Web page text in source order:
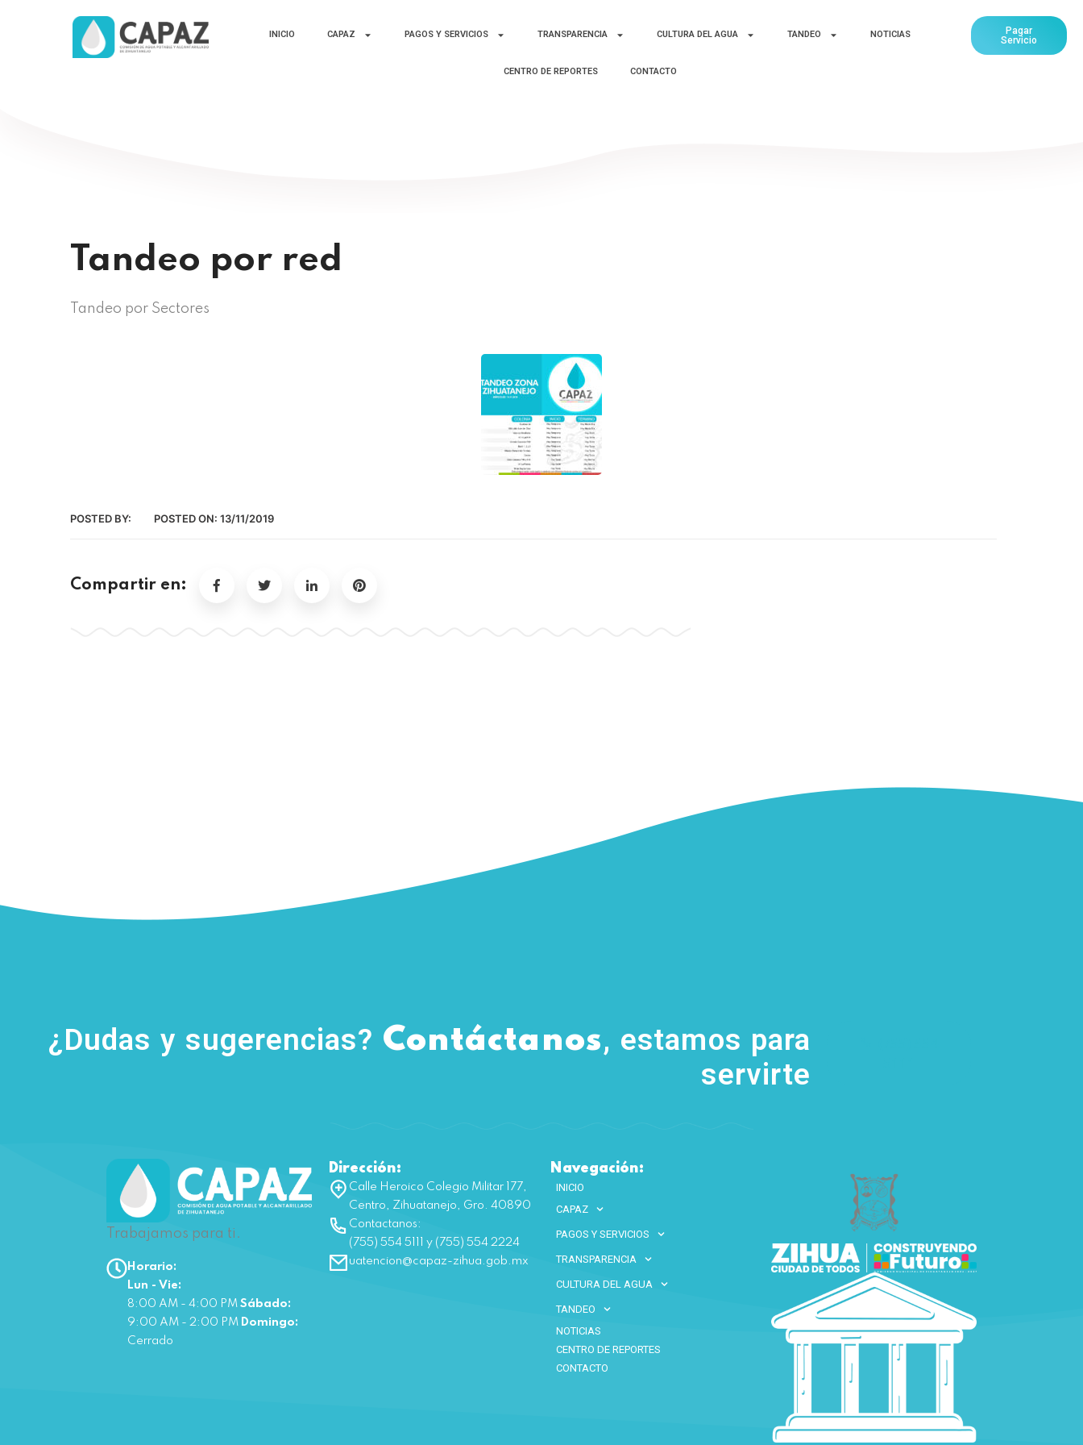
INICIO CAPAZ PAGOS Y SERVICIOS TRANSPARENCIA CULTURA DEL AGUA TANDEO NOTICIAS
CENTRO DE REPORTES CONTACTO
Pagar
Servicio
Tandeo por red
Tandeo por Sectores
POSTED BY: POSTED ON: 13/11/2019
Compartir en:
¿Dudas y sugerencias? Contáctanos, estamos para
servirte
Trabajamos para ti.
Horario:
Lun - Vie:
8:00 AM - 4:00 PM Sábado:
9:00 AM - 2:00 PM Domingo:
Cerrado
Dirección:
Calle Heroico Colegio Militar 177,
Centro, Zihuatanejo, Gro. 40890
Contactanos:
(755) 554 5111 y (755) 554 2224
uatencion@capaz-zihua.gob.mx
Navegación:
INICIO
CAPAZ
PAGOS Y SERVICIOS
TRANSPARENCIA
CULTURA DEL AGUA
TANDEO
NOTICIAS
CENTRO DE REPORTES
CONTACTO